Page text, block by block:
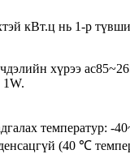
кВт.ц нь 1-р
хүрээ
температур: -
(40 ℃